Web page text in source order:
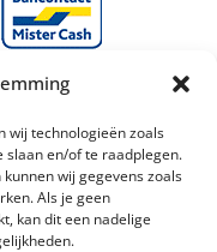
wij technologieën zoals
en/of te raadplegen.
wij gegevens zoals
Als je geen
kan dit een nadelige
plus
maand)